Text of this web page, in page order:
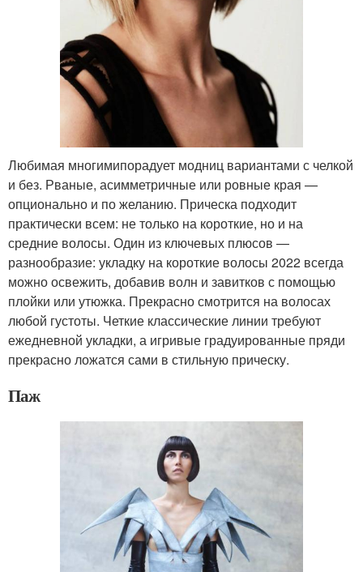
Любимая многимипорадует модниц вариантами с челкой
и без. Рваные, асимметричные или ровные края —
опционально и по желанию. Прическа подходит
практически всем: не только на короткие, но и на
средние волосы. Один из ключевых плюсов —
разнообразие: укладку на короткие волосы 2022 всегда
можно освежить, добавив волн и завитков с помощью
плойки или утюжка. Прекрасно смотрится на волосах
любой густоты. Четкие классические линии требуют
ежедневной укладки, а игривые градуированные пряди
прекрасно ложатся сами в стильную прическу.
Паж